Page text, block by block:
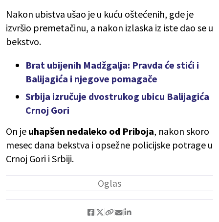
Nakon ubistva ušao je u kuću oštećenih, gde je
izvršio premetačinu, a nakon izlaska iz iste dao se u
bekstvo.
Brat ubijenih Madžgalja: Pravda će stići i
Balijagića i njegove pomagače
Srbija izručuje dvostrukog ubicu Balijagića
Crnoj Gori
On je uhapšen nedaleko od Priboja, nakon skoro
mesec dana bekstva i opsežne policijske potrage u
Crnoj Gori i Srbiji.